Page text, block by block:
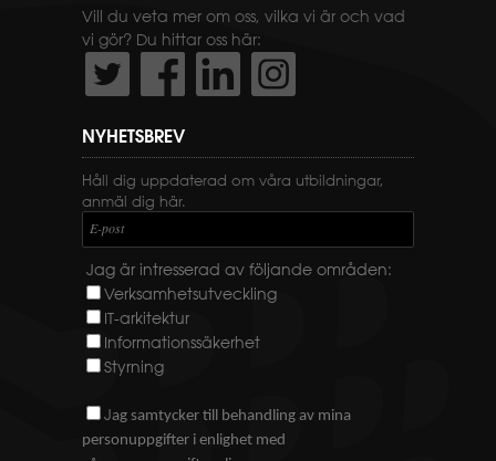
Vill du veta mer om oss, vilka vi är och vad
vi gör? Du hittar oss här:
NYHETSBREV
Håll dig uppdaterad om våra utbildningar,
anmäl dig här.
E-post
Jag är intresserad av följande områden:
Verksamhetsutveckling
IT-arkitektur
Informationssäkerhet
Styrning
Jag samtycker till behandling av mina
personuppgifter i enlighet med